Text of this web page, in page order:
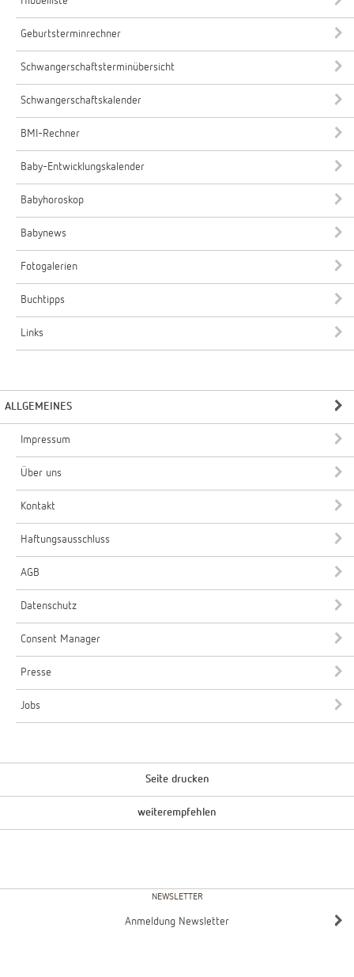
Geburtsterminrechner
Schwangerschaftsterminübersicht
Schwangerschaftskalender
BMI-Rechner
Baby-Entwicklungskalender
Babyhoroskop
Babynews
Fotogalerien
Buchtipps
Links
ALLGEMEINES
Impressum
Über uns
Kontakt
Haftungsausschluss
AGB
Datenschutz
Consent Manager
Presse
Jobs
Seite drucken
weiterempfehlen
NEWSLETTER
Anmeldung Newsletter